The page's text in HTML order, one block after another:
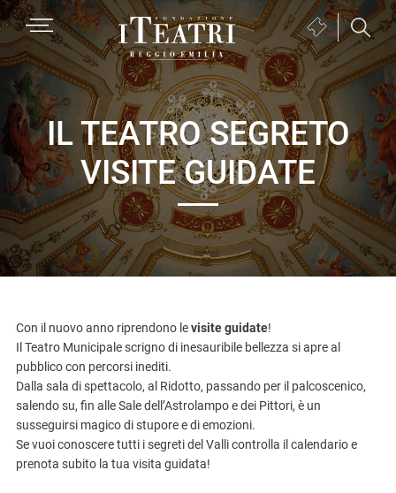
Passa
alla
navigazione
primaria
Passa
al
contenuto
principale
Passa
al
piè
pagina
MENU
Fondazione
I
Teatri
Reggio
Emilia
Biglietteria
(si
apre
in
una
nuova
finestra)
IL TEATRO SEGRETO
VISITE GUIDATE
Con il nuovo anno riprendono levisite guidate!
Il Teatro Municipale scrigno di inesauribile bellezza si apre al
pubblico con percorsi inediti.
Dalla sala di spettacolo, al Ridotto, passando per il palcoscenico,
salendo su, fin alle Sale dell’Astrolampo e dei Pittori, è un
susseguirsi magico di stupore e di emozioni.
Se vuoi conoscere tutti i segreti del Valli controlla il calendario e
prenota subito la tua visita guidata!